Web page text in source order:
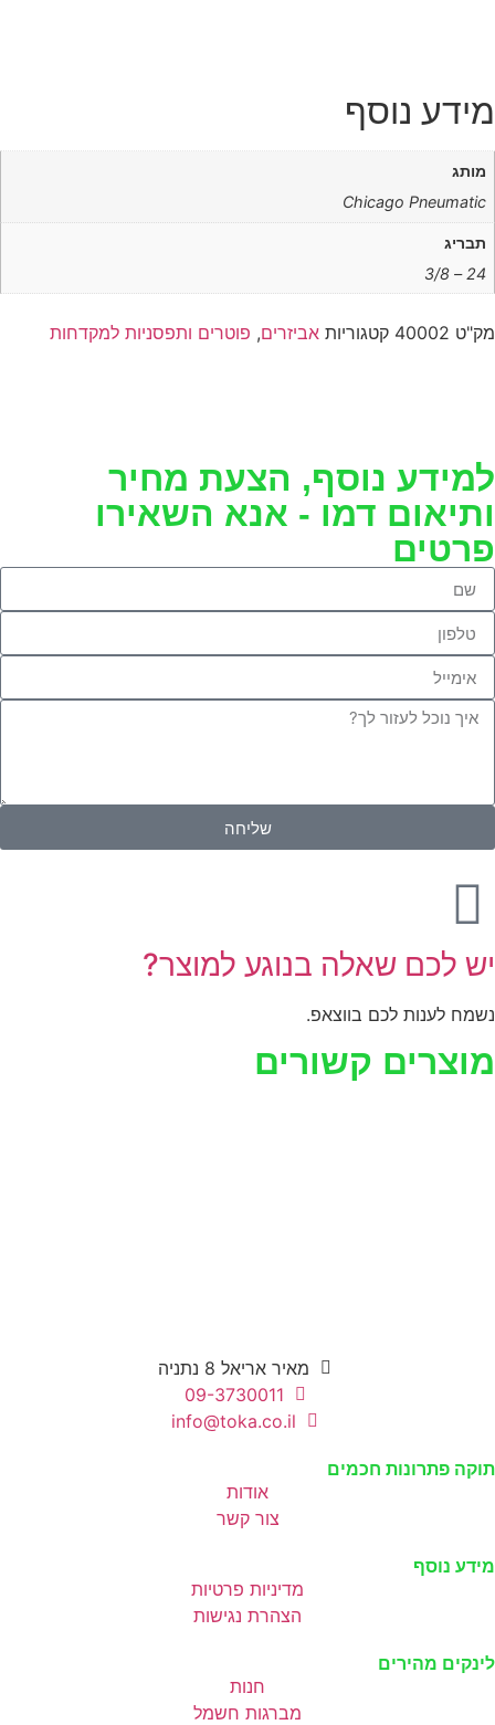
מידע נוסף
מותג
Chicago Pneumatic
תבריג
24 – 3/8
מק"ט 40002 קטגוריות אביזרים, פוטרים ותפסניות למקדחות
למידע נוסף, הצעת מחיר
ותיאום דמו - אנא השאירו
פרטים
שליחה
יש לכם שאלה בנוגע למוצר?
נשמח לענות לכם בווצאפ.
מוצרים קשורים
מאיר אריאל 8 נתניה
09-3730011
info@toka.co.il
תוקה פתרונות חכמים
אודות
צור קשר
מידע נוסף
מדיניות פרטיות
הצהרת נגישות
לינקים מהירים
חנות
מברגות חשמל